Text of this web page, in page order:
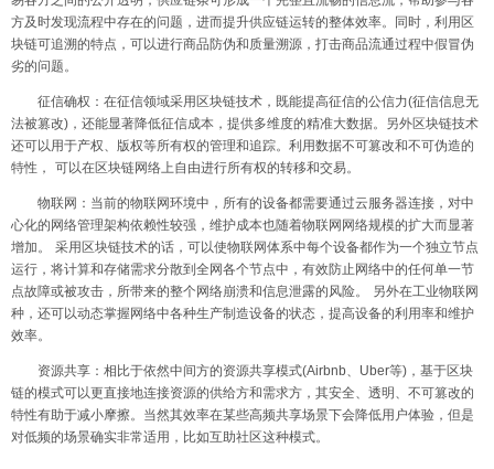
方及时发现流程中存在的问题，进而提升供应链运转的整体效率。同时，利用区
块链可追溯的特点，可以进行商品防伪和质量溯源，打击商品流通过程中假冒伪
劣的问题。
征信确权：在征信领域采用区块链技术，既能提高征信的公信力(征信信息无
法被篡改) ，还能显著降低征信成本，提供多维度的精准大数据。另外区块链技术
还可以用于产权、版权等所有权的管理和追踪。利用数据不可篡改和不可伪造的
特性，
可以在区块链网络上自由进行所有权的转移和交易。
物联网：当前的物联网环境中，所有的设备都需要通过云服务器连接，对中
心化的网络管理架构依赖性较强，维护成本也随着物联网网络规模的扩大而显著
增加。
采用区块链技术的话，可以使物联网体系中每个设备都作为一个独立节点
运行，将计算和存储需求分散到全网各个节点中，有效防止网络中的任何单一节
点故障或被攻击，所带来的整个网络崩溃和信息泄露的风险。
另外在工业物联网
种，还可以动态掌握网络中各种生产制造设备的状态，提高设备的利用率和维护
效率。
资源共享：相比于依然中间方的资源共享模式(Airbnb Uber等) ，基于区块
链的模式可以更直接地连接资源的供给方和需求方，其安全、透明、不可篡改的
特性有助于减小摩擦。当然其效率在某些高频共享场景下会降低用户体验，但是
对低频的场景确实非常适用，比如互助社区这种模式。